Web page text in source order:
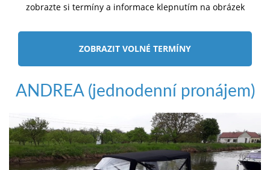
zobrazte si termíny a informace klepnutím na obrázek
ZOBRAZIT VOLNÉ TERMÍNY
ANDREA (jednodenní pronájem)